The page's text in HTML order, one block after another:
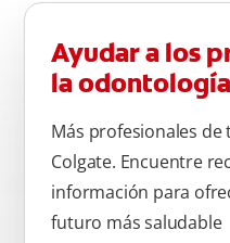
Ayudar a los
la odontología
Más profesionales
Colgate. Encuentre
información para
futuro más saludable